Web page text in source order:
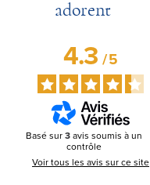
adorent
4.3/5
Basé sur3avis soumis à un
contrôle
Voir tous les avis sur ce site